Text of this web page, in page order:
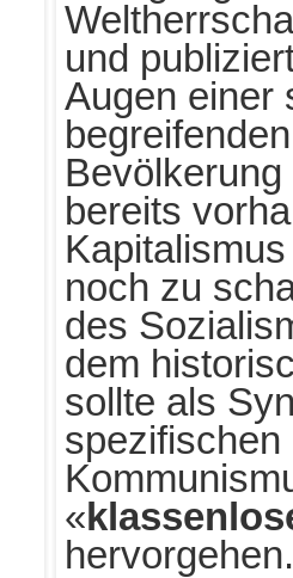
und
Augen einer
bereits
noch zu
des
dem
sollte als
spezifischen
«
hervorgehen.